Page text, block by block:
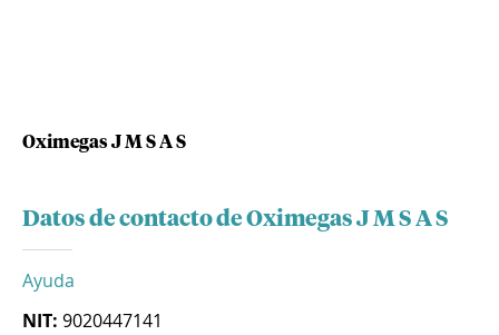
Oximegas J M S A S
Datos de contacto de Oximegas J M S A S
Ayuda
NIT: 9020447141